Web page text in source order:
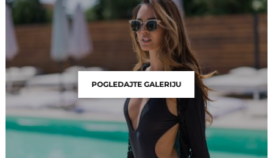
POGLEDAJTE GALERIJU